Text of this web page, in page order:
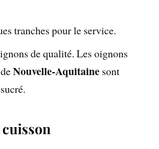
tranches pour le service.
de qualité. Les oignons
Nouvelle-Aquitaine sont